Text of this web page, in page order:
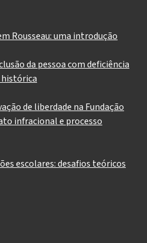
Rousseau: uma introdução
da pessoa com deficiência
de liberdade na Fundação
infracional e processo
escolares: desafios teóricos